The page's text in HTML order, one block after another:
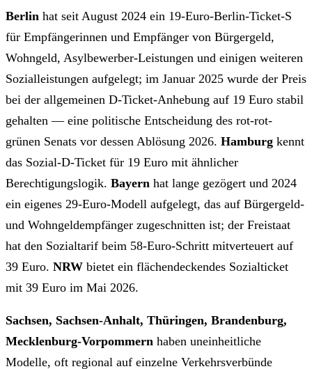
Berlin hat seit August 2024 ein 19-Euro-Berlin-Ticket-S
für Empfängerinnen und Empfänger von Bürgergeld,
Wohngeld, Asylbewerber-Leistungen und einigen weiteren
Sozialleistungen aufgelegt; im Januar 2025 wurde der Preis
bei der allgemeinen D-Ticket-Anhebung auf 19 Euro stabil
gehalten — eine politische Entscheidung des rot-rot-
grünen Senats vor dessen Ablösung 2026. Hamburg kennt
das Sozial-D-Ticket für 19 Euro mit ähnlicher
Berechtigungslogik. Bayern hat lange gezögert und 2024
ein eigenes 29-Euro-Modell aufgelegt, das auf Bürgergeld-
und Wohngeldempfänger zugeschnitten ist; der Freistaat
hat den Sozialtarif beim 58-Euro-Schritt mitverteuert auf
39 Euro. NRW bietet ein flächendeckendes Sozialticket
mit 39 Euro im Mai 2026.
Sachsen, Sachsen-Anhalt, Thüringen, Brandenburg,
Mecklenburg-Vorpommern haben uneinheitliche
Modelle, oft regional auf einzelne Verkehrsverbünde